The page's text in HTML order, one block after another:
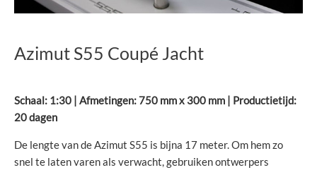
Azimut S55 Coupé Jacht
Schaal: 1:30 | Afmetingen: 750 mm x 300 mm | Productietijd:
20 dagen
De lengte van de Azimut S55 is bijna 17 meter. Om hem zo
snel te laten varen als verwacht, gebruiken ontwerpers